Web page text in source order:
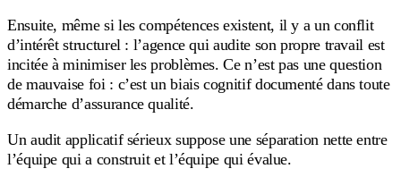
Ensuite, même si les compétences existent, il y a un conflit
d’intérêt structurel : l’agence qui audite son propre travail est
incitée à minimiser les problèmes. Ce n’est pas une question
de mauvaise foi : c’est un biais cognitif documenté dans toute
démarche d’assurance qualité.
Un audit applicatif sérieux suppose une séparation nette entre
l’équipe qui a construit et l’équipe qui évalue.